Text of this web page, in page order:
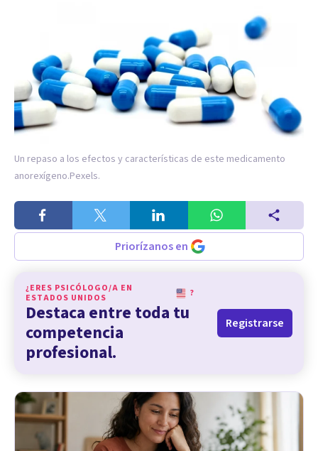
Un repaso a los efectos y características de este medicamento
anorexígeno.Pexels.
Priorízanos en
¿ERES PSICÓLOGO/A EN
ESTADOS UNIDOS
?
Destaca entre toda tu
competencia
profesional.
Registrarse